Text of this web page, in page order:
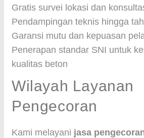
Gratis survei lokasi dan
Pendampingan teknis hingga
Garansi mutu dan kepuasan
Penerapan standar SNI untuk
kualitas beton
Wilayah Layanan
Pengecoran
Kami melayani jasa